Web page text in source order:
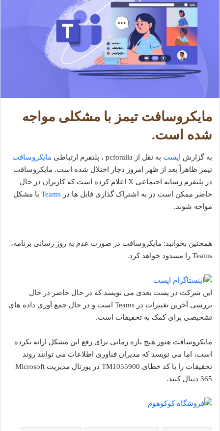
مایکروسافت تیمز با مشکلی مواجه
شده است.
به گزارش اپست به نقل از pcforalla ، پلتفرم ارتباطی
مایکروسافت
تیمز ظاهراً بعد از ظهر امروز دچار اختلال شده است. مایکروسافت
در پلتفرم رسانه اجتماعی X اعلام کرده است که کاربران در حال
حاضر ممکن است در به اشتراک گذاری فایل ها در Teams با مشکل
مواجه شوند.
همچنین بخوانید: مایکروسافت در صورت عدم به روز رسانی برنامه،
Teams را مسدود خواهد کرد.
این شرکت در پست بعدی می نویسد که در حال حاضر در حال
بررسی آخرین تغییرات در Teams است و در حال جمع آوری داده های
تشخیصی برای کمک به تحقیقات است.
مایکروسافت هنوز هیچ بازه زمانی برای رفع این مشکل ارائه نکرده
است، اما می نویسد که مدیران فناوری اطلاعات می توانند روند
تحقیقات را با کد خطای TM1055900 در پورتال مدیریت Microsoft
365 دنبال کنند.